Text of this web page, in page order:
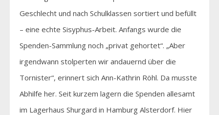
Geschlecht und nach Schulklassen sortiert und befüllt
– eine echte Sisyphus-Arbeit. Anfangs wurde die
Spenden-Sammlung noch „privat gehortet“. „Aber
irgendwann stolperten wir andauernd über die
Tornister“, erinnert sich Ann-Kathrin Röhl. Da musste
Abhilfe her. Seit kurzem lagern die Spenden allesamt
im Lagerhaus Shurgard in Hamburg Alsterdorf. Hier